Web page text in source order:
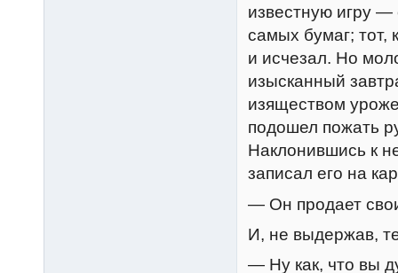
известную игру
самых бумаг; тот,
и исчезал. Но
изысканный
изяществом
подошел пожать
Наклонившись к
записал его на
— Он продает
И, не выдержав,
— Ну как, что вы